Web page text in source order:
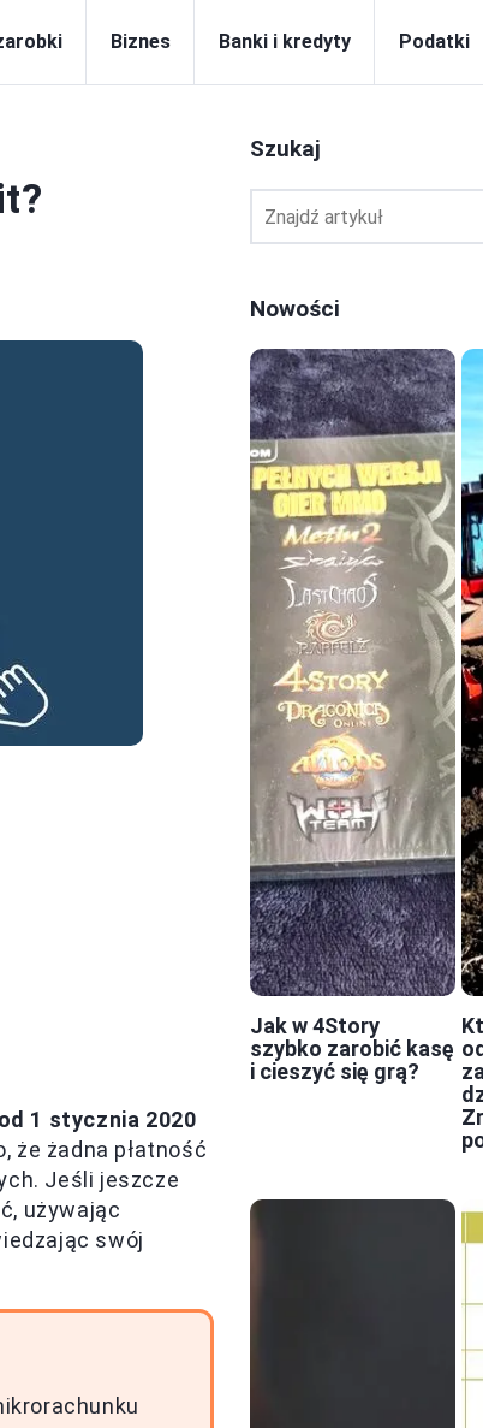
Biznes Banki i kredyty Podatki
od 1 stycznia 2020
że żadna płatność
Jeśli jeszcze
używając
swój
Szukaj
Nowości
Jak w 4Story
szybko zarobić kasę
i cieszyć się grą?